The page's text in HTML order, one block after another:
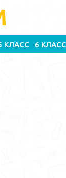
КЛАСС 6 КЛАСС